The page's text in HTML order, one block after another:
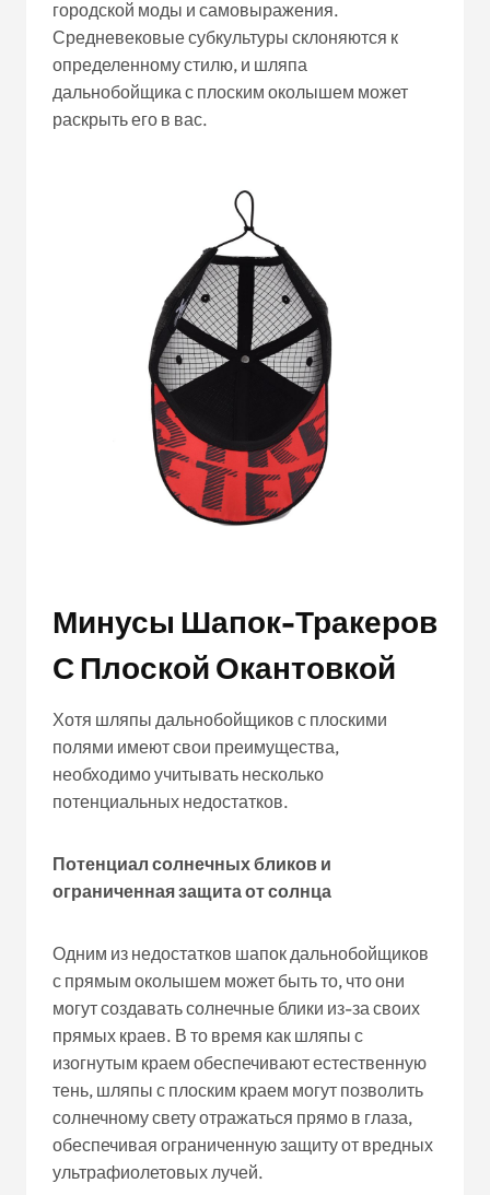
городской моды и самовыражения.
Средневековые субкультуры склоняются к
определенному стилю, и шляпа
дальнобойщика с плоским околышем может
раскрыть его в вас.
Минусы Шапок-Тракеров
С Плоской Окантовкой
Хотя шляпы дальнобойщиков с плоскими
полями имеют свои преимущества,
необходимо учитывать несколько
потенциальных недостатков.
Потенциал солнечных бликов и
ограниченная защита от солнца
Одним из недостатков шапок дальнобойщиков
с прямым околышем может быть то, что они
могут создавать солнечные блики из-за своих
прямых краев. В то время как шляпы с
изогнутым краем обеспечивают естественную
тень, шляпы с плоским краем могут позволить
солнечному свету отражаться прямо в глаза,
обеспечивая ограниченную защиту от вредных
ультрафиолетовых лучей.